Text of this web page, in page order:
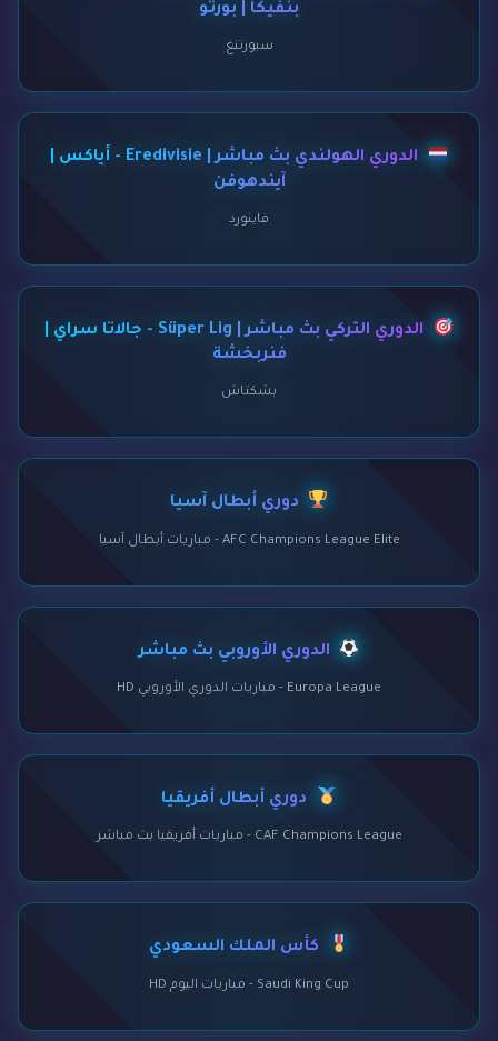
بنفيكا | بورتو
سبورتنغ
الدوري الهولندي بث مباشر | Eredivisie - أياكس |
آيندهوفن
فاينورد
الدوري التركي بث مباشر | Süper Lig - جالاتا سراي |
فنربخشة
بشكتاش
دوري أبطال آسيا
AFC Champions League Elite - مباريات أبطال آسيا
الدوري الأوروبي بث مباشر
Europa League - مباريات الدوري الأوروبي HD
دوري أبطال أفريقيا
CAF Champions League - مباريات أفريقيا بث مباشر
كأس الملك السعودي
Saudi King Cup - مباريات اليوم HD